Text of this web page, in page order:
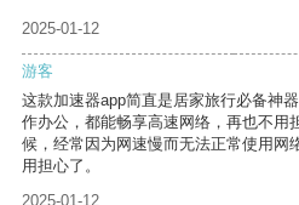
2025-01-12
游客
这款加速器app简直是居家旅行必备神
作办公，都能畅享高速网络，再也不用
候，经常因为网速慢而无法正常使用网
用担心了。
2025-01-12